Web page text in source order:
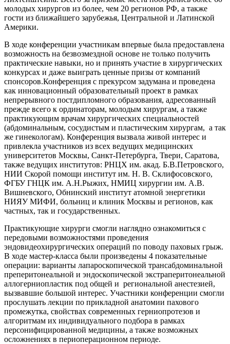
молодых хирургов из более, чем 20 регионов РФ, а также
гости из ближайшего зарубежья, Центральной и Латинской
Америки.
В ходе конференции участникам впервые была предоставлена
возможность на безвозмездной основе не только получить
практические навыки, но и принять участие в хирургических
конкурсах и даже выиграть ценные призы от компаний
спонсоров.Конференция с прекурсом задумана и проведена
как инновационный образовательный проект в рамках
непрерывного постдипломного образования, адресованный
прежде всего к ординаторам, молодым хирургам, а также
практикующим врачам хирургических специальностей
(абдоминальным, сосудистым и пластическим хирургам, а так
же гинекологам). Конференция вызвала живой интерес и
привлекла участников из всех ведущих медицинских
университетов Москвы, Санкт-Петербурга, Твери, Саратова,
также ведущих институтов: РНЦХ им. акад. Б.В.Петровского,
НИИ Скорой помощи институт им. Н. В. Склифосовского,
ФГБУ ГНЦК им. А.Н.Рыжих, НМИЦ хирургии им. А.В.
Вишневского, Обнинский институт атомной энергетики
НИЯУ МИФИ, больниц и клиник Москвы и регионов, как
частных, так и государственных.
Практикующие хирурги смогли наглядно ознакомиться с
передовыми возможностями проведения
эндовидеохирургических операций по поводу паховых грыж.
В ходе мастер-класса были произведены 4 показательные
операции: варианты лапароскопической трансабдоминальной
преперитонеальной и эндоскопической экстраперитонеальной
аллогерниопластик под общей и региональной анестезией,
вызвавшие большой интерес. Участники конференции смогли
прослушать лекции по прикладной анатомии пахового
промежутка, свойствах современных герниопротезов и
алгоритмам их индивидуального подбора в рамках
персонифицированной медицины, а также возможных
осложнениях в периоперационном периоде.